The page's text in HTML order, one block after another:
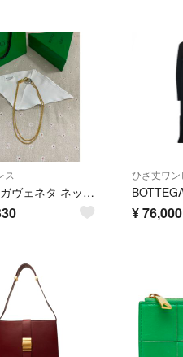
ス
ボッテガヴェネタ ネックレス
ひざ丈ワン
¥76,000